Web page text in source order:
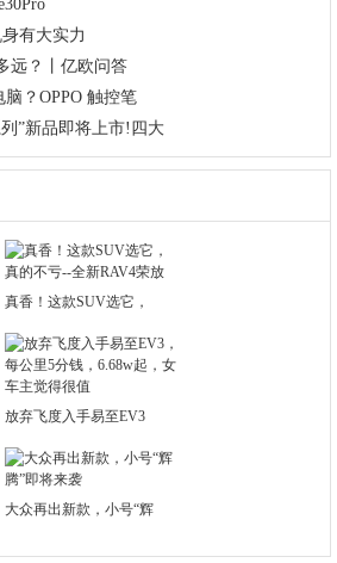
有大实力
远？丨亿欧问答
？OPPO 触控笔
”新品即将上市!四大
真香！这款SUV选它，
放弃飞度入手易至EV3
大众再出新款，小号“辉